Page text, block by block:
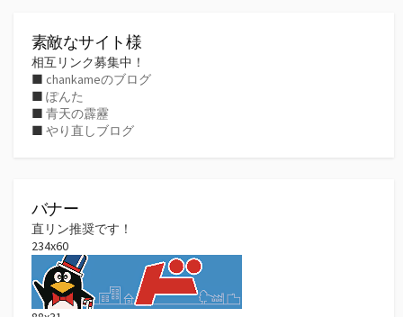
素敵なサイト様
相互リンク募集中！
■ chankameのブログ
■ ぽんた
■ 青天の霹靂
■ やり直しブログ
バナー
直リン推奨です！
234x60